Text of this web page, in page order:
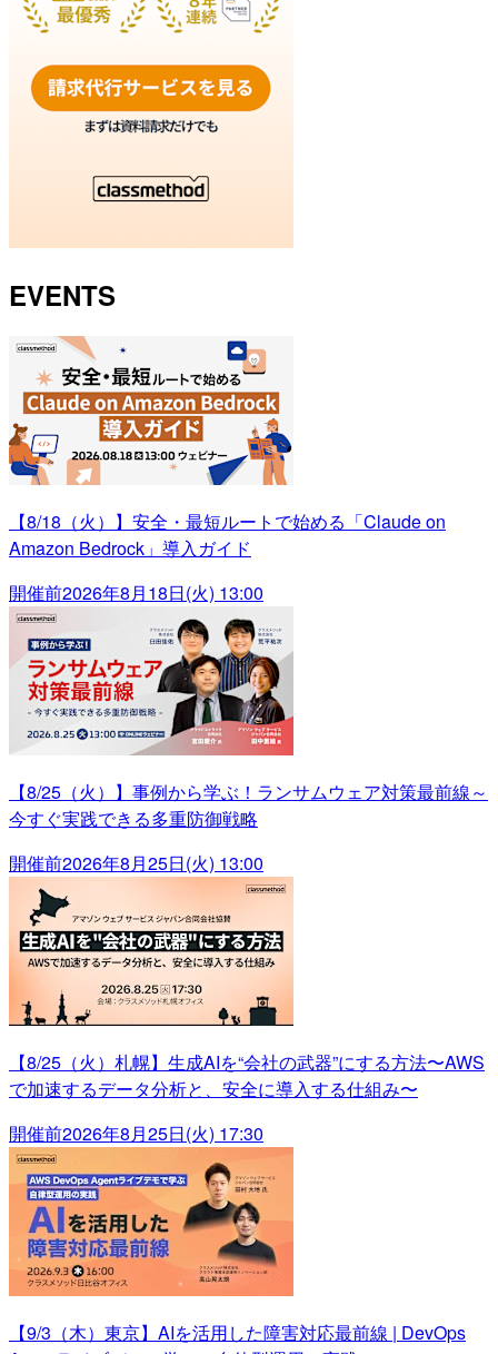
EVENTS
【8/18（火）】安全・最短ルートで始める「Claude on
Amazon Bedrock」導入ガイド
開催前2026年8月18日(火) 13:00
【8/25（火）】事例から学ぶ！ランサムウェア対策最前線～
今すぐ実践できる多重防御戦略
開催前2026年8月25日(火) 13:00
【8/25（火）札幌】生成AIを“会社の武器”にする方法〜AWS
で加速するデータ分析と、安全に導入する仕組み〜
開催前2026年8月25日(火) 17:30
【9/3（木）東京】AIを活用した障害対応最前線 | DevOps